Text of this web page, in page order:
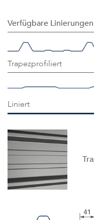
Verfügbare Linierungen
Trapezprofiliert
Liniert